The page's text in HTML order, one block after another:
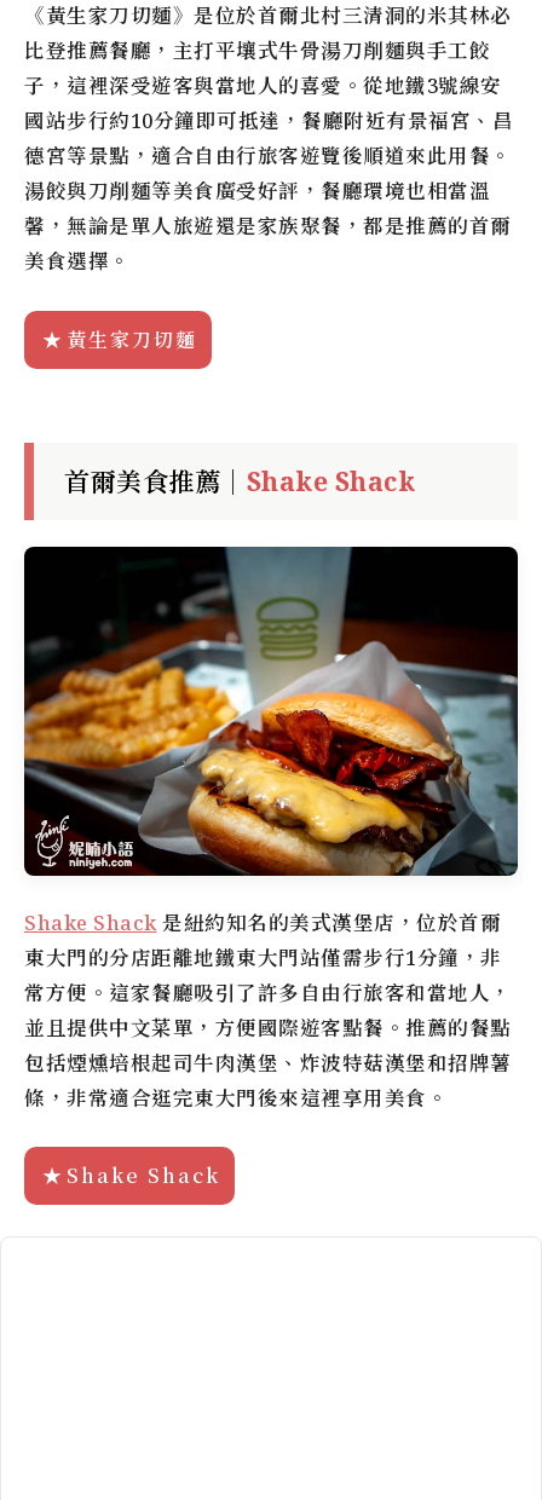
《黃生家刀切麵》是位於首爾北村三清洞的米其林必
比登推薦餐廳，主打平壤式牛骨湯刀削麵與手工餃
子，這裡深受遊客與當地人的喜愛。從地鐵3號線安
國站步行約10分鐘即可抵達，餐廳附近有景福宮、昌
德宮等景點，適合自由行旅客遊覽後順道來此用餐。
湯餃與刀削麵等美食廣受好評，餐廳環境也相當溫
馨，無論是單人旅遊還是家族聚餐，都是推薦的首爾
美食選擇。
黃生家刀切麵
首爾美食推薦｜ Shake Shack
Shake Shack是紐約知名的美式漢堡店，位於首爾
東大門的分店距離地鐵東大門站僅需步行1分鐘，非
常方便。這家餐廳吸引了許多自由行旅客和當地人，
並且提供中文菜單，方便國際遊客點餐。推薦的餐點
包括煙燻培根起司牛肉漢堡、炸波特菇漢堡和招牌薯
條，非常適合逛完東大門後來這裡享用美食。
Shake Shack